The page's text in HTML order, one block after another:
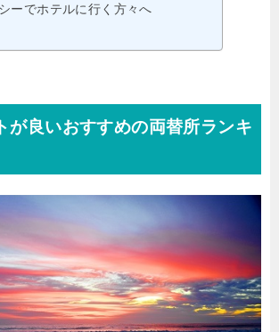
ーでホテルに行く方々へ
が良いおすすめの両替所ランキ